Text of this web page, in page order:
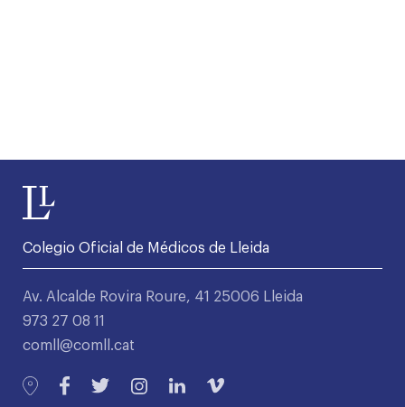
Colegio Oficial de Médicos de Lleida
Av. Alcalde Rovira Roure, 41 25006 Lleida
973 27 08 11
comll@comll.cat